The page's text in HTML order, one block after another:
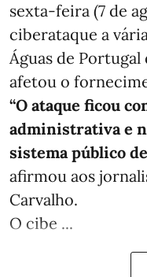
sexta-feira (7 de
ciberataque a
Águas de Portugal
afetou o
“O ataque ficou
administrativa e
sistema público
afirmou aos
Carvalho.
O cibe ...